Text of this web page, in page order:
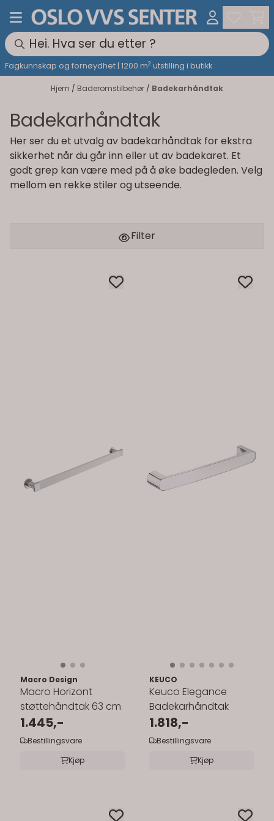
Hopp til innhold
Fagkunnskap og fornøydhet | 1200 m2 utstilling i butikk
Hjem / Baderomstilbehør / Badekarhåndtak
Badekarhåndtak
Her ser du et utvalg av badekarhåndtak for ekstra
sikkerhet når du går inn eller ut av badekaret. Et
godt grep kan være med på å øke badegleden. Velg
mellom en rekke stiler og utseende.
Filter
Macro Design
Macro Horizont
støttehåndtak 63 cm
1.445,-
Bestillingsvare
Kjøp
KEUCO
Keuco Elegance
Badekarhåndtak
1.818,-
Bestillingsvare
Kjøp